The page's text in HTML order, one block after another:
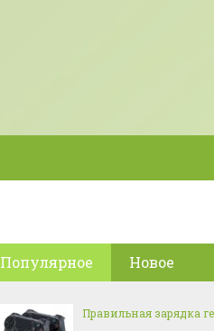
Популярное Новое
Правильная зарядка